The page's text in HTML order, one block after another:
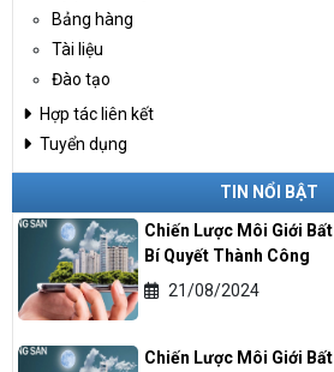
Bảng hàng
Tài liệu
Đào tạo
Hợp tác liên kết
Tuyển dụng
TIN NỔI BẬT
Chiến Lược Môi Giới
Bí Quyết Thành Công
21/08/2024
Chiến Lược Môi Giới